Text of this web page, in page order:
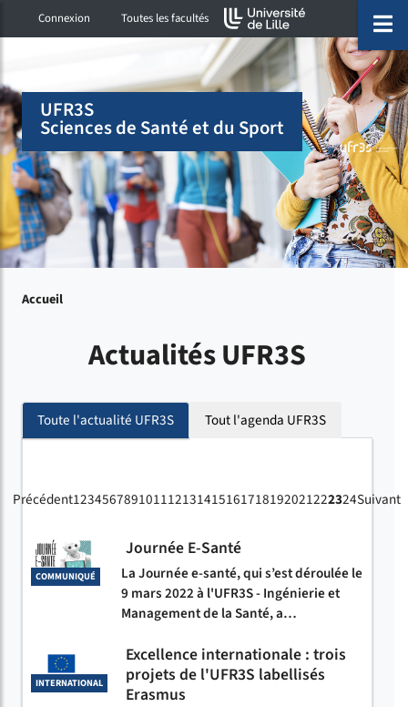
Accéder au menu principal
Accéder à la recherche
Accéder au pied de page
Connexion Toutes les facultés
menu
UFR3S
Sciences de Santé et du Sport
Accueil
Actualités UFR3S
Toute l'actualité UFR3S Tout l'agenda UFR3S
Précédent123456789101112131415161718192021222324Suivant
COMMUNIQUÉ
Journée E-Santé
La Journée e-santé, qui s’est déroulée le
9 mars 2022 à l'UFR3S - Ingénierie et
Management de la Santé, a…
INTERNATIONAL
Excellence internationale : trois
projets de l'UFR3S labellisés
Erasmus